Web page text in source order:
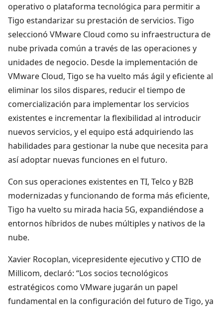
operativo o plataforma tecnológica para permitir a
Tigo estandarizar su prestación de servicios. Tigo
seleccionó VMware Cloud como su infraestructura de
nube privada común a través de las operaciones y
unidades de negocio. Desde la implementación de
VMware Cloud, Tigo se ha vuelto más ágil y eficiente al
eliminar los silos dispares, reducir el tiempo de
comercialización para implementar los servicios
existentes e incrementar la flexibilidad al introducir
nuevos servicios, y el equipo está adquiriendo las
habilidades para gestionar la nube que necesita para
así adoptar nuevas funciones en el futuro.
Con sus operaciones existentes en TI, Telco y B2B
modernizadas y funcionando de forma más eficiente,
Tigo ha vuelto su mirada hacia 5G, expandiéndose a
entornos híbridos de nubes múltiples y nativos de la
nube.
Xavier Rocoplan, vicepresidente ejecutivo y CTIO de
Millicom, declaró: “Los socios tecnológicos
estratégicos como VMware jugarán un papel
fundamental en la configuración del futuro de Tigo, ya